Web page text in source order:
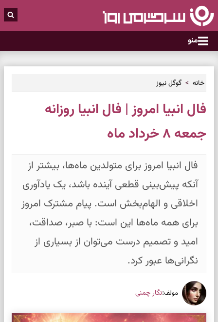
منو
خانه گوگل نیوز
فال انبیا امروز | فال انبیا روزانه
جمعه ۸ خرداد ماه
فال انبیا امروز برای متولدین ماه‌ها، بیشتر از
آنکه پیش‌بینی قطعی آینده باشد، یک یادآوری
اخلاقی و الهام‌بخش است. پیام مشترک امروز
برای همه ماه‌ها این است: با صبر، صداقت،
امید و تصمیم درست می‌توان از بسیاری از
نگرانی‌ها عبور کرد.
مولف:نگار چمنی